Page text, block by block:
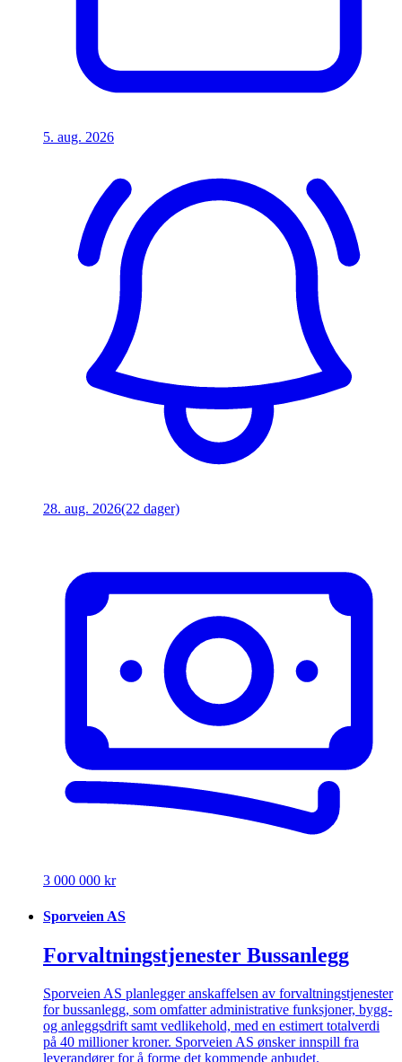
5. aug. 2026
28. aug. 2026(22 dager)
3 000 000 kr
Sporveien AS
Forvaltningstjenester Bussanlegg
Sporveien AS planlegger anskaffelsen av forvaltningstjenester
for bussanlegg, som omfatter administrative funksjoner, bygg-
og anleggsdrift samt vedlikehold, med en estimert totalverdi
på 40 millioner kroner. Sporveien AS ønsker innspill fra
leverandører for å forme det kommende anbudet.